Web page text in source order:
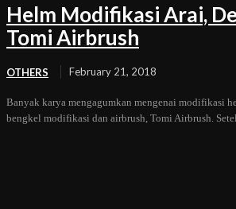
Helm Modifikasi Arai,
Tomi Airbrush
OTHERS February 21, 2018
Banyak karya mengagumkan mengenai modifikasi
bengkel modifikasi dan airbrush, Tomi Airbrush.